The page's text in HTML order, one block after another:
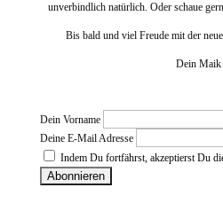
unverbindlich natürlich. Oder schaue
Bis bald und viel Freude mit der
Dein Maik
Dein Vorname
Deine E-Mail Adresse
Indem Du fortfährst, akzeptierst Du